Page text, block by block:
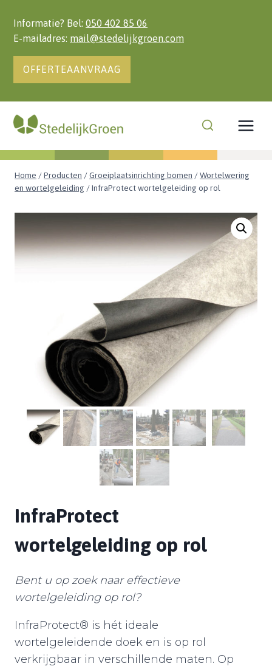
naar
inhoud
Informatie? Bel: 050 402 85 06
E-mailadres: mail@stedelijkgroen.com
OFFERTEAANVRAAG
Home /Producten /Groeiplaatsinrichting bomen /Wortelwering
en wortelgeleiding /InfraProtect wortelgeleiding op rol
InfraProtect
wortelgeleiding op rol
Bent u op zoek naar effectieve
wortelgeleiding op rol?
InfraProtect® is hét ideale
wortelgeleidende doek en is op rol
verkrijgbaar in verschillende maten. Op